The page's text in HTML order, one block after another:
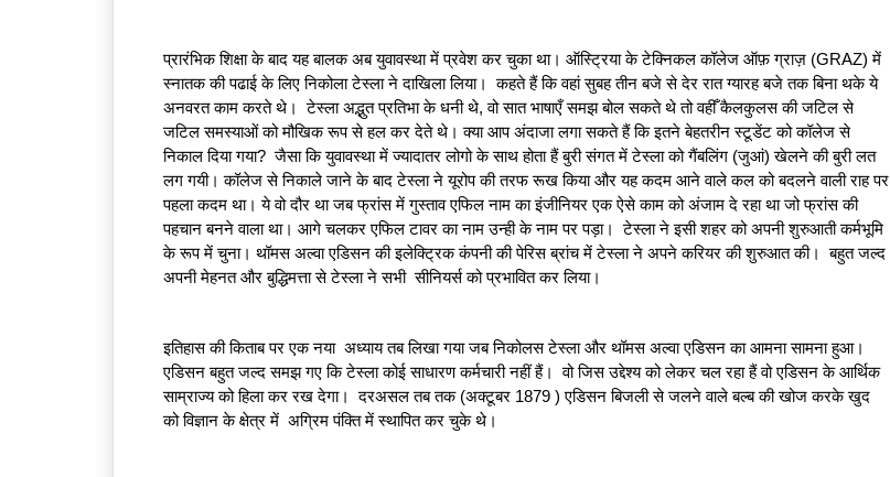
प्रारंभिक शिक्षा के बाद यह बालक अब युवावस्था में प्रवेश कर चुका था। ऑस्ट्रिया के टेक्निकल कॉलेज ऑफ़ ग्राज़ (GRAZ) में
स्नातक की पढाई के लिए निकोला टेस्ला ने दाखिला लिया।  कहते हैं कि वहां सुबह तीन बजे से देर रात ग्यारह बजे तक बिना थके ये
अनवरत काम करते थे।  टेस्ला अद्भुत प्रतिभा के धनी थे, वो सात भाषाएँ समझ बोल सकते थे तो वहीँ कैलकुलस की जटिल से
जटिल समस्याओं को मौखिक रूप से हल कर देते थे। क्या आप अंदाजा लगा सकते हैं कि इतने बेहतरीन स्टूडेंट को कॉलेज से
निकाल दिया गया?  जैसा कि युवावस्था में ज्यादातर लोगो के साथ होता हैं बुरी संगत में टेस्ला को गैंबलिंग (जुआं) खेलने की बुरी लत
लग गयी। कॉलेज से निकाले जाने के बाद टेस्ला ने यूरोप की तरफ रूख किया और यह कदम आने वाले कल को बदलने वाली राह पर
पहला कदम था। ये वो दौर था जब फ्रांस में गुस्ताव एफिल नाम का इंजीनियर एक ऐसे काम को अंजाम दे रहा था जो फ्रांस की
पहचान बनने वाला था। आगे चलकर एफिल टावर का नाम उन्ही के नाम पर पड़ा।  टेस्ला ने इसी शहर को अपनी शुरुआती कर्मभूमि
के रूप में चुना। थॉमस अल्वा एडिसन की इलेक्ट्रिक कंपनी की पेरिस ब्रांच में टेस्ला ने अपने करियर की शुरुआत की।  बहुत जल्द
अपनी मेहनत और बुद्धिमत्ता से टेस्ला ने सभी  सीनियर्स को प्रभावित कर लिया।
इतिहास की किताब पर एक नया  अध्याय तब लिखा गया जब निकोलस टेस्ला और थॉमस अल्वा एडिसन का आमना सामना हुआ।
एडिसन बहुत जल्द समझ गए कि टेस्ला कोई साधारण कर्मचारी नहीं हैं।  वो जिस उद्देश्य को लेकर चल रहा हैं वो एडिसन के आर्थिक
साम्राज्य को हिला कर रख देगा।  दरअसल तब तक (अक्टूबर 1879 ) एडिसन बिजली से जलने वाले बल्ब की खोज करके खुद
को विज्ञान के क्षेत्र में  अग्रिम पंक्ति में स्थापित कर चुके थे।